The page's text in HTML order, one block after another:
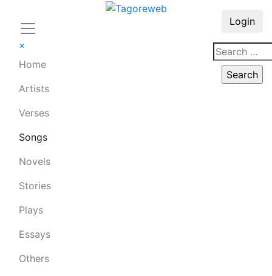
×
Home
Artists
Verses
Songs
Novels
Stories
Plays
Essays
Others
Login